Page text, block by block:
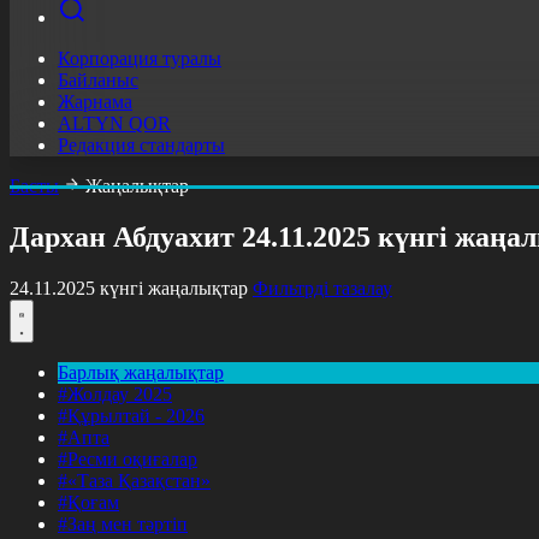
Корпорация туралы
Байланыс
Жарнама
ALTYN QOR
Редакция стандарты
Басты
Жаңалықтар
Дархан Абдуахит 24.11.2025 күнгі
24.11.2025 күнгі жаңалықтар Фильтрді тазалау
Барлық жаңалықтар
#Жолдау 2025
#Құрылтай - 2026
#Апта
#Ресми оқиғалар
#«Таза Қазақстан»
#Қоғам
#Заң мен тәртіп